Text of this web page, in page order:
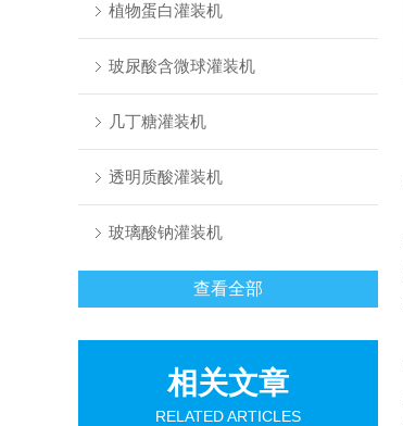
植物蛋白灌装机
玻尿酸含微球灌装机
几丁糖灌装机
透明质酸灌装机
玻璃酸钠灌装机
查看全部
相关文章
RELATED ARTICLES